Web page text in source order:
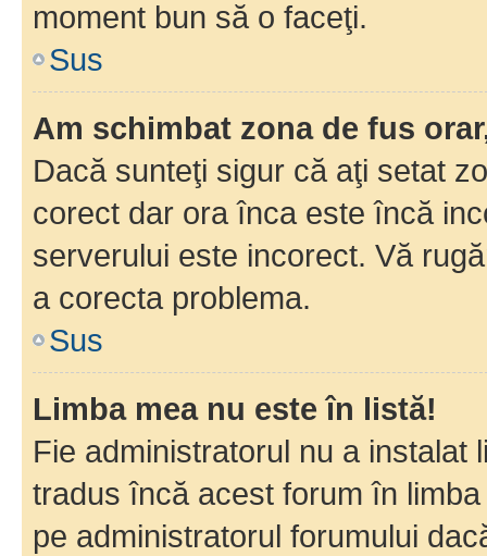
moment bun să o faceţi.
Sus
Am schimbat zona de fus
Dacă sunteţi sigur că aţi setat
corect dar ora înca este încă
serverului este incorect. Vă
a corecta problema.
Sus
Limba mea nu este în listă!
Fie administratorul nu a instalat
tradus încă acest forum în
pe administratorul forumului